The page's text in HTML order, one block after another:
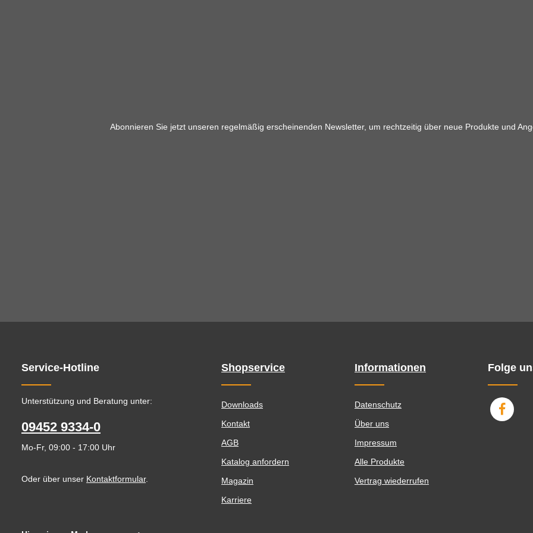
Abonnieren Sie jetzt unseren regelmäßig erscheinenden Newsletter, um rechtzeitig über neue Produkte und
Service-Hotline
Unterstützung und Beratung unter:
09452 9334-0
Mo-Fr, 09:00 - 17:00 Uhr
Oder über unser Kontaktformular.
Shopservice
Downloads
Kontakt
AGB
Katalog anfordern
Magazin
Karriere
Informationen
Datenschutz
Über uns
Impressum
Alle Produkte
Vertrag wiederrufen
Folge